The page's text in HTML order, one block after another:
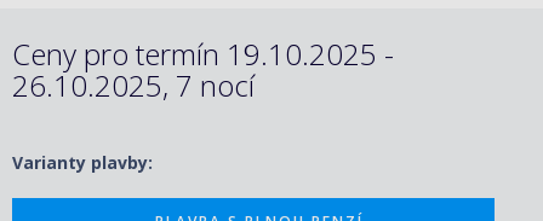
Ceny pro termín 19.10.2025 -
26.10.2025, 7 nocí
Varianty plavby: